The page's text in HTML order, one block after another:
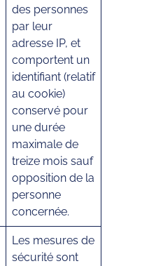
des personnes
par leur
adresse IP, et
comportent un
identifiant (relatif
au cookie)
conservé pour
une durée
maximale de
treize mois sauf
opposition de la
personne
concernée.
Les mesures de
sécurité sont